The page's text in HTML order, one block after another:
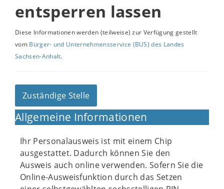
entsperren lassen
Diese Informationen werden (teilweise) zur Verfügung gestellt
vom Bürger- und Unternehmensservice (BUS) des Landes
Sachsen-Anhalt.
Zuständige Stelle
Allgemeine Informationen
Ihr Personalausweis ist mit einem Chip
ausgestattet. Dadurch können Sie den
Ausweis auch online verwenden. Sofern Sie die
Online-Ausweisfunktion durch das Setzen